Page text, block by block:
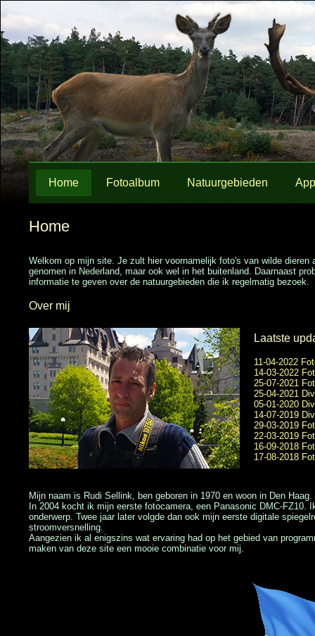
Home Fotoalbum Natuurgebieden
Home
Welkom op mijn site. Je zult hier voornamelijk foto's van wilde dieren
genomen in Nederland, maar ook wel in het buitenland. Daarnaast
informatie te geven over de natuurgebieden die ik regelmatig bezoek.
Over mij
Laatste
11-04-2022
14-03-2022
25-07-2021
25-04-2021
05-01-2020
14-07-2019
29-03-2019
22-03-2019
16-09-2018
17-08-2018
Mijn naam is Rudi Sellink, ben geboren in 1970 en woon in Den Haag.
In 2004 kocht ik mijn eerste fotocamera, een Panasonic DMC-
onderwerp. Twee jaar later volgde dan ook mijn eerste digitale
stroomversnelling.
Aangezien ik al enigszins wat ervaring had op het gebied van
maken van deze site een mooie combinatie voor mij.